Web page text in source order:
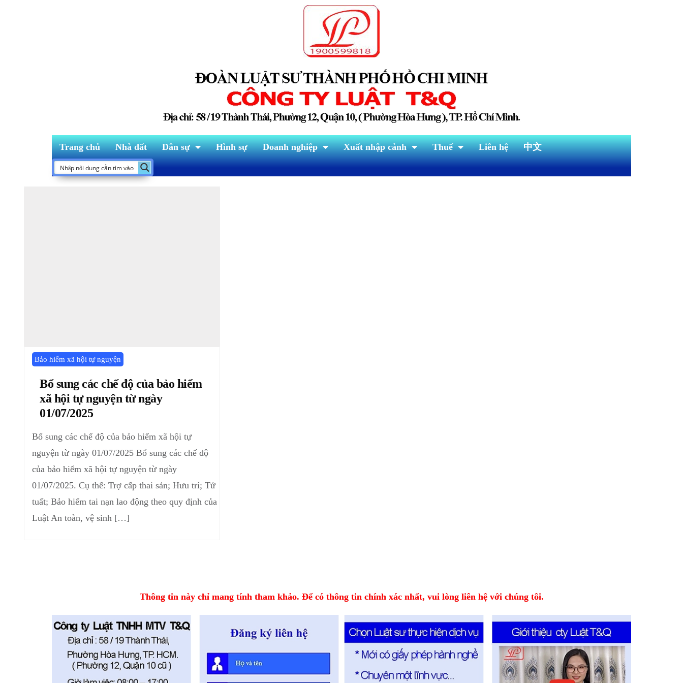
Trang chủ Nhà đất Dân sự Hình sự Doanh nghiệp Xuất nhập cảnh Thuế Liên hệ 中文
Bảo hiểm xã hội tự nguyện
Bổ sung các chế độ của bảo hiểm
xã hội tự nguyện từ ngày
01/07/2025
Bổ sung các chế độ của bảo hiểm xã hội tự
nguyện từ ngày 01/07/2025 Bổ sung các chế độ
của bảo hiểm xã hội tự nguyện từ ngày
01/07/2025. Cụ thể: Trợ cấp thai sản; Hưu trí; Tử
tuất; Bảo hiểm tai nạn lao động theo quy định của
Luật An toàn, vệ sinh […]
Thông tin này chỉ mang tính tham khảo. Để có thông tin chính xác nhất, vui lòng liên hệ với chúng tôi.